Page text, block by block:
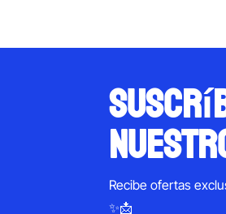
Recibe ofertas
✨📩